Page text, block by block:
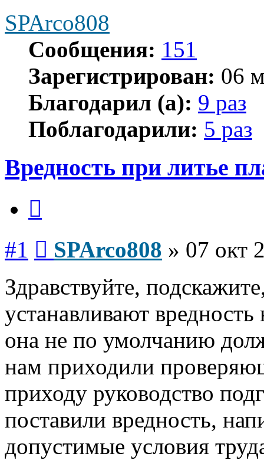
SPArco808
Сообщения: 151
Зарегистрирован: 06
Благодарил (а): 9 раз
Поблагодарили: 5 раз
Вредность при литье
#1 SPArco808 » 07 окт
Здравствуйте,
устанавливают
она не по умолчанию
нам приходили
приходу руководство
поставили вредность,
допустимые условия